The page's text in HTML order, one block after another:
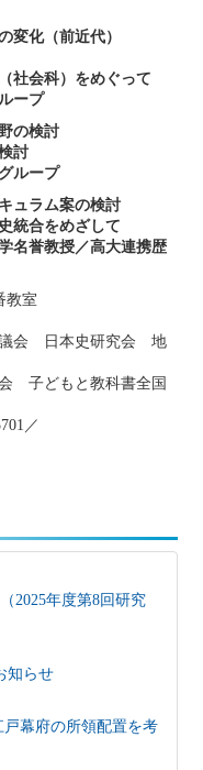
変化（前近代）
社会科）をめぐって
ープ
の検討
討
ループ
ュラム案の検討
統合をめざして
名誉教授／高大連携歴
教室
議会 日本史研究会 地
子どもと教科書全国
／
2025年度第8回研究
知らせ
幕府の所領配置を考